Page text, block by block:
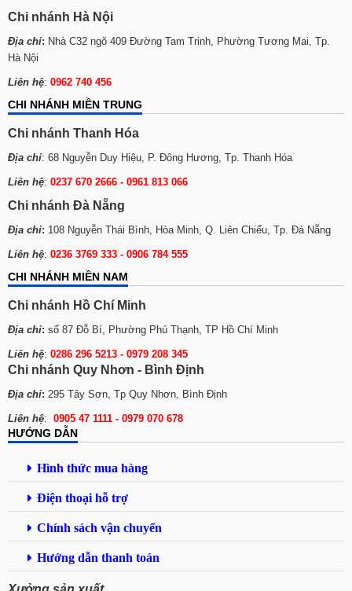
Chi nhánh Hà Nội
Địa chỉ: Nhà C32 ngõ 409 Đường Tam Trinh, Phường Tương Mai, Tp.
Hà Nội
Liên hệ: 0962 740 456
CHI NHÁNH MIỀN TRUNG
Chi nhánh Thanh Hóa
Địa chỉ: 68 Nguyễn Duy Hiệu, P. Đông Hương, Tp. Thanh Hóa
Liên hệ: 0237 670 2666 - 0961 813 066
Chi nhánh Đà Nẵng
Địa chỉ: 108 Nguyễn Thái Bình, Hòa Minh, Q. Liên Chiểu, Tp. Đà Nẵng
Liên hệ: 0236 3769 333 - 0906 784 555
CHI NHÁNH MIỀN NAM
Chi nhánh Hồ Chí Minh
Địa chỉ: số 87 Đỗ Bí, Phường Phú Thạnh, TP Hồ Chí Minh
Liên hệ: 0286 296 5213 - 0979 208 345
Chi nhánh Quy Nhơn - Bình Định
Địa chỉ: 295 Tây Sơn, Tp Quy Nhơn, Bình Định
Liên hệ: 0905 47 1111 - 0979 070 678
HƯỚNG DẪN
Hình thức mua hàng
Điện thoại hỗ trợ
Chính sách vận chuyển
Hướng dẫn thanh toán